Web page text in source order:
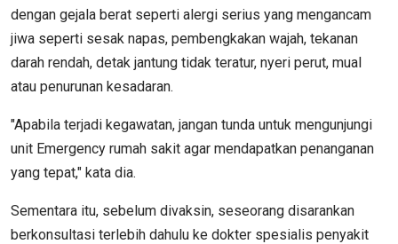
dengan gejala berat seperti alergi serius yang mengancam
jiwa seperti sesak napas, pembengkakan wajah, tekanan
darah rendah, detak jantung tidak teratur, nyeri perut, mual
atau penurunan kesadaran.
"Apabila terjadi kegawatan, jangan tunda untuk mengunjungi
unit Emergency rumah sakit agar mendapatkan penanganan
yang tepat," kata dia.
Sementara itu, sebelum divaksin, seseorang disarankan
berkonsultasi terlebih dahulu ke dokter spesialis penyakit